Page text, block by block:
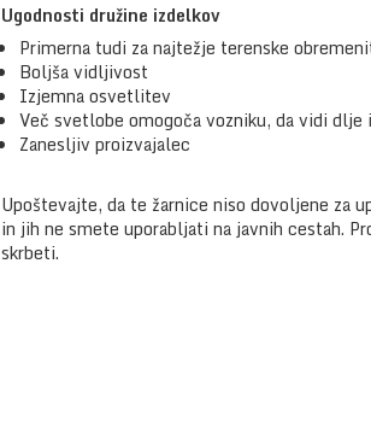
Ugodnosti družine izdelkov
Primerna tudi za najtežje terenske
Boljša vidljivost
Izjemna osvetlitev
Več svetlobe omogoča vozniku, da vidi
Zanesljiv proizvajalec
Upoštevajte, da te žarnice niso dovoljene za
in jih ne smete uporabljati na javnih cestah.
skrbeti.